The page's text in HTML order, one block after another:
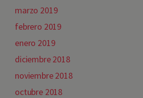
marzo 2019
febrero 2019
enero 2019
diciembre 2018
noviembre 2018
octubre 2018